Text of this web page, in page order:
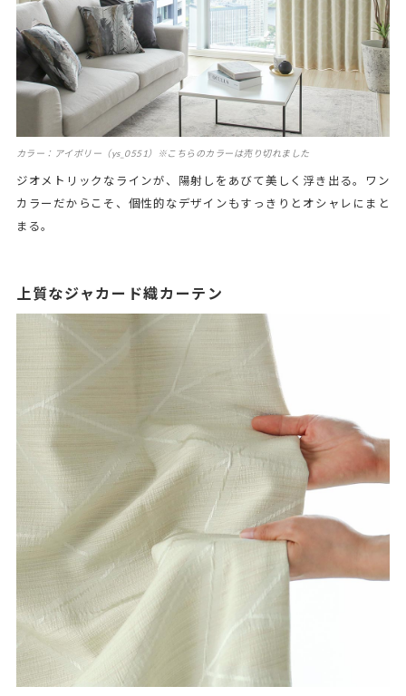
カラー：アイボリー（ys_0551）※こちらのカラーは売り切れました
ジオメトリックなラインが、陽射しをあびて美しく浮き出る。ワン
カラーだからこそ、個性的なデザインもすっきりとオシャレにまと
まる。
上質なジャカード織カーテン